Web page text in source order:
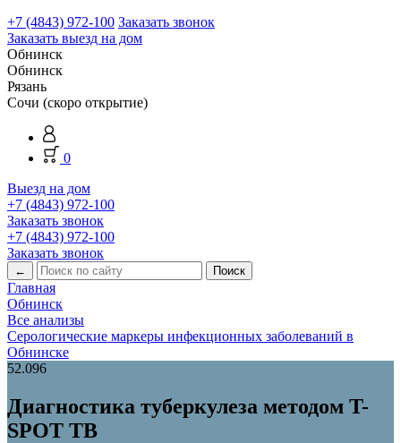
+7 (4843) 972-100 Заказать звонок
Заказать выезд на дом
Обнинск
Обнинск
Рязань
Сочи (скоро открытие)
0
Выезд на дом
+7 (4843) 972-100
Заказать звонок
+7 (4843) 972-100
Заказать звонок
←
Главная
Обнинск
Все анализы
Серологические маркеры инфекционных заболеваний в
Обнинске
52.096
Диагностика туберкулеза методом T-
SPOT ТВ